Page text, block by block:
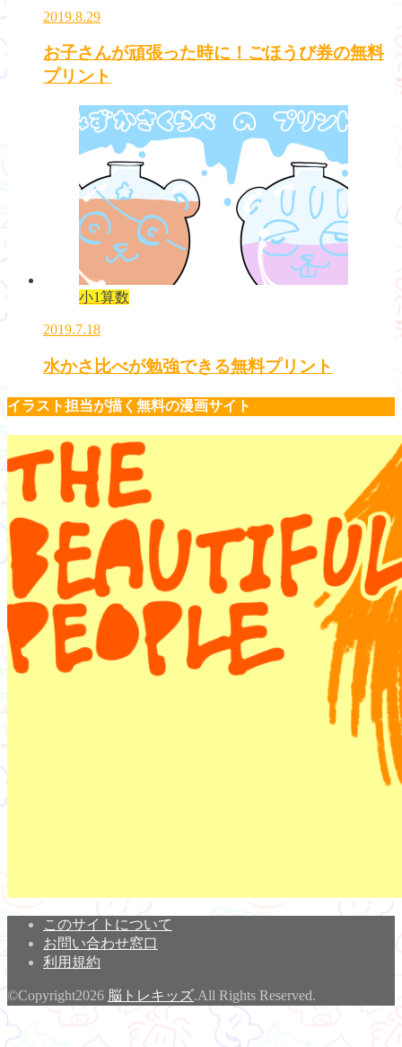
2019.8.29
お子さんが頑張った時に！ごほうび券の無料
プリント
小1算数
2019.7.18
水かさ比べが勉強できる無料プリント
イラスト担当が描く無料の漫画サイト
このサイトについて
お問い合わせ窓口
利用規約
©Copyright2026 脳トレキッズ.All Rights Reserved.